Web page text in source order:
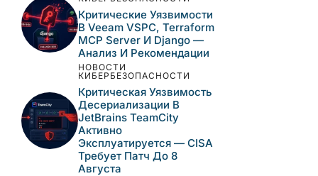
Критические Уязвимости
В Veeam VSPC, Terraform
MCP Server И Django —
Анализ И Рекомендации
НОВОСТИ
КИБЕРБЕЗОПАСНОСТИ
Критическая Уязвимость
Десериализации В
JetBrains TeamCity
Активно
Эксплуатируется — CISA
Требует Патч До 8
Августа